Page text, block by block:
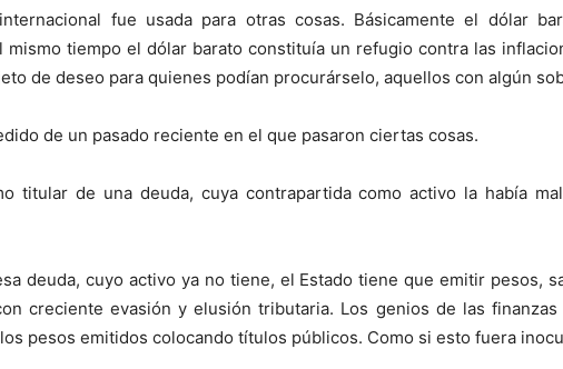
fue usada para otras cosas. Básicamente el dólar
mismo tiempo el dólar barato constituía un refugio contra las
de deseo para quienes podían procurárselo, aquellos con algún
de un pasado reciente en el que pasaron ciertas cosas.
titular de una deuda, cuya contrapartida como activo la había
deuda, cuyo activo ya no tiene, el Estado tiene que emitir pesos,
creciente evasión y elusión tributaria. Los genios de las
pesos emitidos colocando títulos públicos. Como si esto fuera